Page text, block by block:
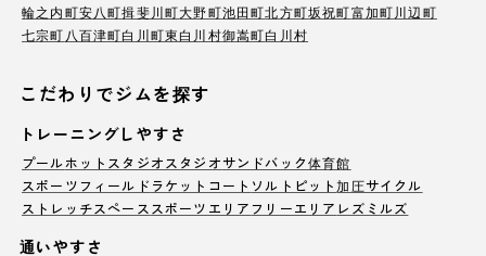
輪之内町安八町揖斐川町大野町池田町北方町坂祝町富加町川辺町
七宗町 八百津町白川町東白川村御嵩町白川村
こだわりでジムを探す
トレーニングしやすさ
プールホットスタジオ スタジオサンドバック体育館
スポーツフィールド ラケットコート ソルトピット加圧サイクル
ストレッチスペース スポーツエリア フリーエリア レズミルズ
通いやすさ